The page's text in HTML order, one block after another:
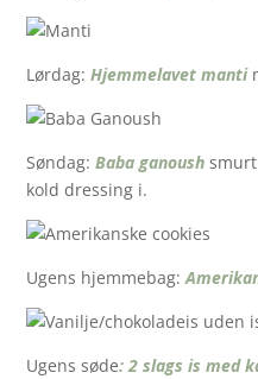
Lørdag: Hjemmelavet manti
Søndag: Baba ganoush
kold dressing i.
Ugens hjemmebag:
Ugens søde: 2 slags is med